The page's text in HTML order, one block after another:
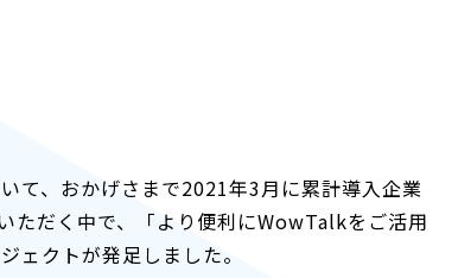
て、おかげさまで2021年3月に累計導入企業
だく中で、「より便利にWowTalkをご活用
ェクトが発足しました。